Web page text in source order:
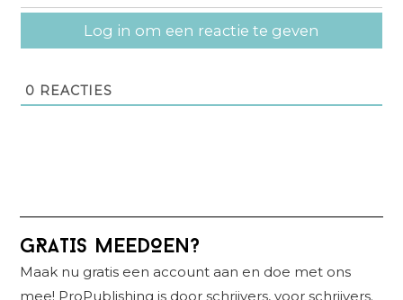
Log in om een reactie te geven
0 REACTIES
Primaire
Sidebar
GRATIS MEEDOEN?
Maak nu gratis een account aan en doe met ons
mee! ProPublishing is door schrijvers, voor schrijvers.